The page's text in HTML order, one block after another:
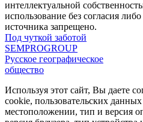
интеллектуальной
использование без согласия
источника запрещено.
Под чуткой заботой
SEMPROGROUP
Русское географическое
общество
Используя этот сайт, Вы даете
cookie, пользовательских
местоположении, тип и версия